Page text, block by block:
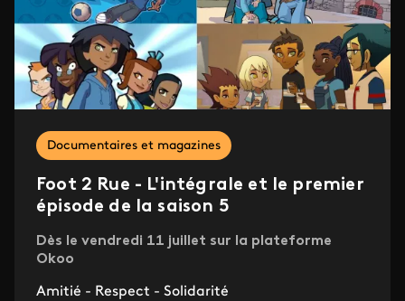
Documentaires et magazines
Foot 2 Rue - L'intégrale et le premier
épisode de la saison 5
Dès le vendredi 11 juillet sur la plateforme
Okoo
Amitié - Respect - Solidarité